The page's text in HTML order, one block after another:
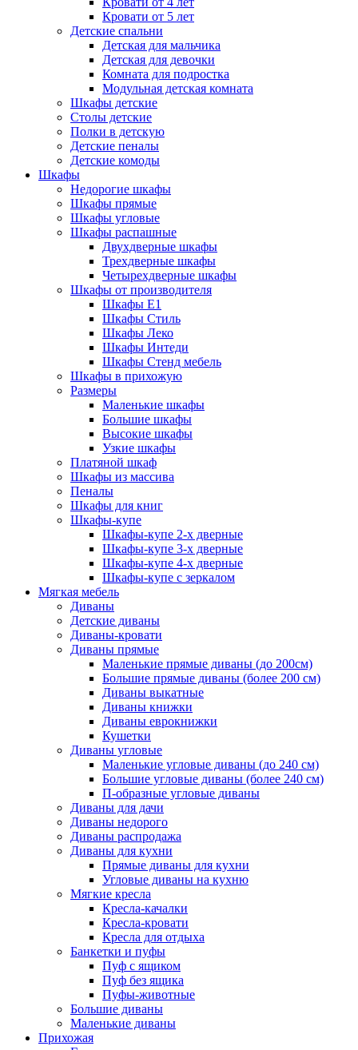
Кровати от 5 лет
Детские спальни
Детская для мальчика
Детская для девочки
Комната для подростка
Модульная детская комната
Шкафы детские
Столы детские
Полки в детскую
Детские пеналы
Детские комоды
Шкафы
Недорогие шкафы
Шкафы прямые
Шкафы угловые
Шкафы распашные
Двухдверные шкафы
Трехдверные шкафы
Четырехдверные шкафы
Шкафы от производителя
Шкафы E1
Шкафы Стиль
Шкафы Леко
Шкафы Интеди
Шкафы Стенд мебель
Шкафы в прихожую
Размеры
Маленькие шкафы
Большие шкафы
Высокие шкафы
Узкие шкафы
Платяной шкаф
Шкафы из массива
Пеналы
Шкафы для книг
Шкафы-купе
Шкафы-купе 2-х дверные
Шкафы-купе 3-х дверные
Шкафы-купе 4-х дверные
Шкафы-купе с зеркалом
Мягкая мебель
Диваны
Детские диваны
Диваны-кровати
Диваны прямые
Маленькие прямые диваны (до 200см)
Большие прямые диваны (более 200 см)
Диваны выкатные
Диваны книжки
Диваны еврокнижки
Кушетки
Диваны угловые
Маленькие угловые диваны (до 240 см)
Большие угловые диваны (более 240 см)
П-образные угловые диваны
Диваны для дачи
Диваны недорого
Диваны распродажа
Диваны для кухни
Прямые диваны для кухни
Угловые диваны на кухню
Мягкие кресла
Кресла-качалки
Кресла-кровати
Кресла для отдыха
Банкетки и пуфы
Пуф с ящиком
Пуф без ящика
Пуфы-животные
Большие диваны
Маленькие диваны
Прихожая